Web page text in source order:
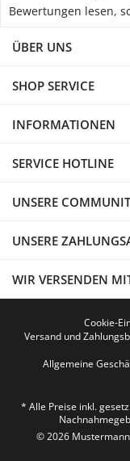
Bewertungen lesen,
ÜBER UNS
SHOP SERVICE
INFORMATIONEN
SERVICE HOTLINE
UNSERE
UNSERE
WIR VERSENDEN
Cookie-
Versand und
Allgemeine
* Alle Preise inkl.
© 2026 Mustermann